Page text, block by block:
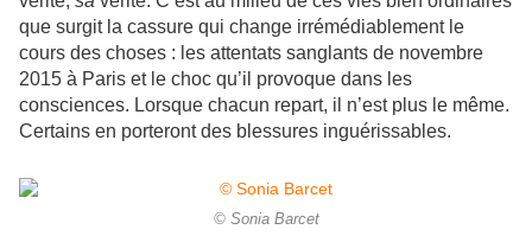
que surgit la cassure qui change irrémédiablement le
cours des choses : les attentats sanglants de novembre
2015 à Paris et le choc qu’il provoque dans les
consciences. Lorsque chacun repart, il n’est plus le même.
Certains en porteront des blessures inguérissables.
© Sonia Barcet